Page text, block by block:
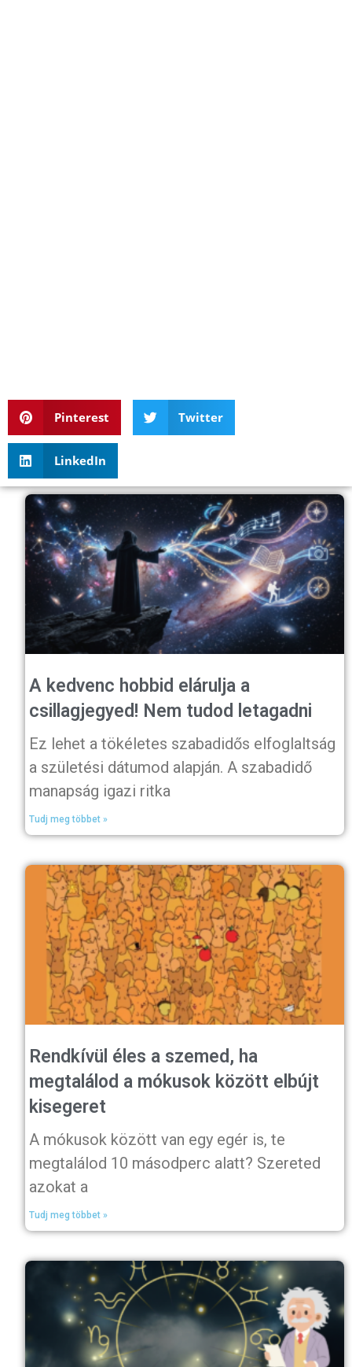
Pinterest Twitter
LinkedIn
A kedvenc hobbid elárulja a
csillagjegyed! Nem tudod letagadni
Ez lehet a tökéletes szabadidős elfoglaltság
a születési dátumod alapján. A szabadidő
manapság igazi ritka
Tudj meg többet »
Rendkívül éles a szemed, ha
megtalálod a mókusok között elbújt
kisegeret
A mókusok között van egy egér is, te
megtalálod 10 másodperc alatt? Szereted
azokat a
Tudj meg többet »